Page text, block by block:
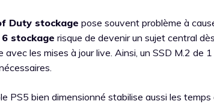
Duty stockage pose souvent problème à
6 stockage risque de devenir un sujet central
les mises à jour live. Ainsi, un SSD M.2 de
PS5 bien dimensionné stabilise aussi les temps